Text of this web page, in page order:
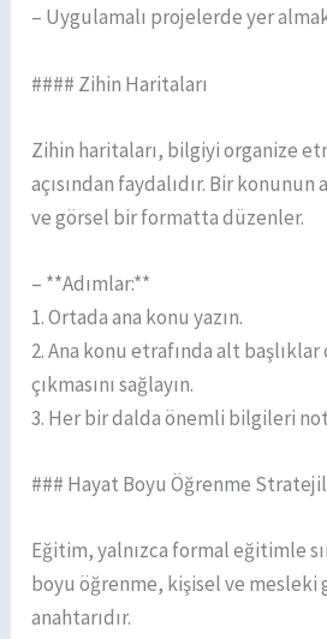
– Uygulamalı projelerde yer
#### Zihin Haritaları
Zihin haritaları, bilgiyi organize
açısından faydalıdır. Bir konunun
ve görsel bir formatta düzenler.
– **Adımlar:**
1. Ortada ana konu yazın.
2. Ana konu etrafında alt
çıkmasını sağlayın.
3. Her bir dalda önemli bilgileri
### Hayat Boyu Öğrenme
Eğitim, yalnızca formal eğitimle
boyu öğrenme, kişisel ve
anahtarıdır.